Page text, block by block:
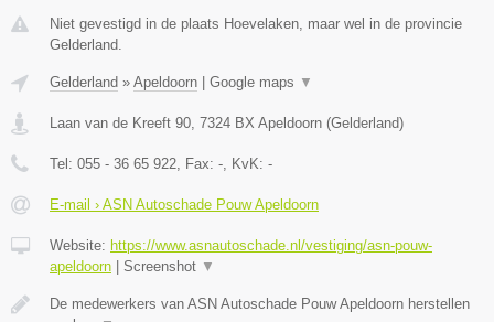
Niet gevestigd in de plaats Hoevelaken, maar wel in de provincie
Gelderland.
Gelderland » Apeldoorn Google maps ▼
Laan van de Kreeft 90, 7324 BX Apeldoorn (Gelderland)
Tel: 055 - 36 65 922, Fax: -, KvK: -
E-mail › ASN Autoschade Pouw Apeldoorn
Website: https://www.asnautoschade.nl/vestiging/asn-pouw-
apeldoorn
Screenshot ▼
De medewerkers van ASN Autoschade Pouw Apeldoorn herstellen